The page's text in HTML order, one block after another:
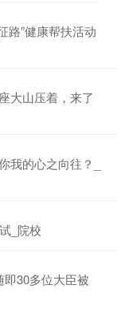
路”健康帮扶活动
大山压着，来了
的心之向往？_
_院校
30多位大臣被